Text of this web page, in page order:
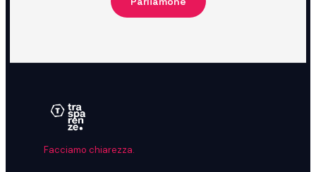
Facciamo chiarezza.